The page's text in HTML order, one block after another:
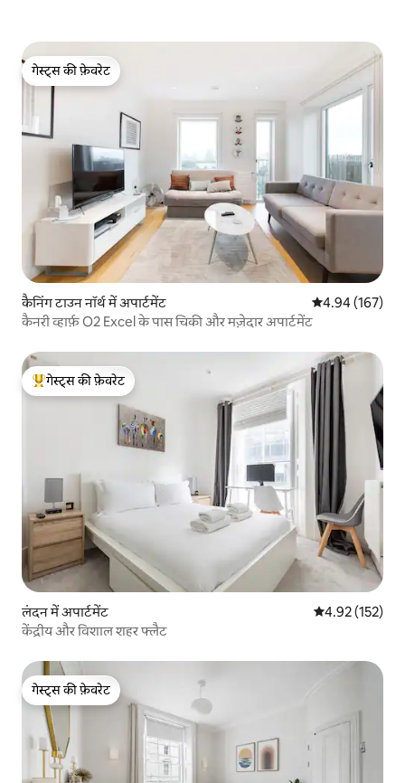
गेस्ट्स की फ़ेवरेट
गेस्ट्स की फ़ेवरेट
कैनिंग टाउन नॉर्थ में अपार्टमेंट औसत रेटिंग 5 में से
4.94 (167)
कैनरी व्हार्फ़ O2 Excel के पास चिकी और मज़ेदार अपार्टमेंट
गेस्ट्स का टॉप फ़ेवरेट
गेस्ट्स की फ़ेवरेट
लंदन में अपार्टमेंट औसत रेटिंग 5 में से
4.92 (152)
केंद्रीय और विशाल शहर फ्लैट
गेस्ट्स की फ़ेवरेट
गेस्ट्स की फ़ेवरेट